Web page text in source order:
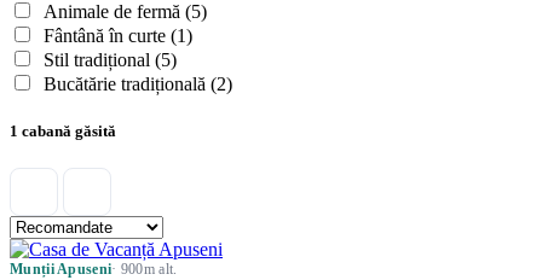
Animale de fermă (5)
Fântână în curte (1)
Stil tradițional (5)
Bucătărie tradițională (2)
1 cabană găsită
Munții Apuseni· 900m alt.